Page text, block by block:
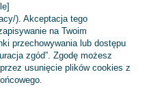
). Akceptacja tego
na Twoim
przechowywania lub dostępu
zgód”. Zgodę możesz
usunięcie plików cookies z